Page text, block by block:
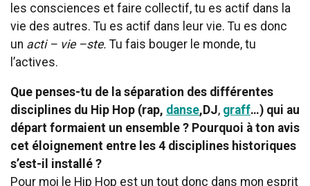
les consciences et faire collectif, tu es actif dans la
vie des autres. Tu es actif dans leur vie. Tu es donc
un acti – vie –ste. Tu fais bouger le monde, tu
l’actives.
Que penses-tu de la séparation des différentes
disciplines du Hip Hop (rap, danse, DJ, graff…) qui au
départ formaient un ensemble ? Pourquoi à ton avis
cet éloignement entre les 4 disciplines historiques
s’est-il installé ?
Pour moi le Hip Hop est un tout donc dans mon esprit